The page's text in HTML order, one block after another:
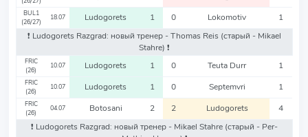
BUL1
(26/27)
18.07 Ludogorets 1 0 Lokomotiv
1
❗️ Ludogorets Razgrad: новый тренер - Thomas Reis (старый - Mikael
Stahre) ❗️
FRIC
(26)
10.07 Ludogorets 1 0 Teuta Durr 1
FRIC
(26)
10.07 Ludogorets 1 0 Septemvri 1
FRIC
(26)
04.07 Botosani 2 2 Ludogorets
4
❗️ Ludogorets Razgrad: новый тренер - Mikael Stahre (старый - Per-